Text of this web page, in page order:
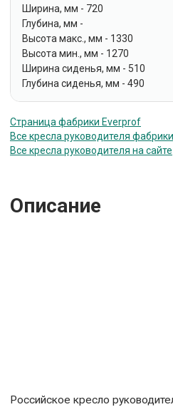
Ширина, мм - 720
Глубина, мм -
Высота макс., мм - 1330
Высота мин., мм - 1270
Ширина сиденья, мм - 510
Глубина сиденья, мм - 490
Страница фабрики Everprof
Все кресла руководителя
Все кресла руководителя на сайте
Описание
Российское кресло